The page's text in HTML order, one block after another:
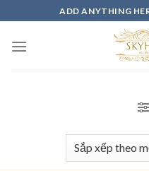
to
content
ADD ANYTHING